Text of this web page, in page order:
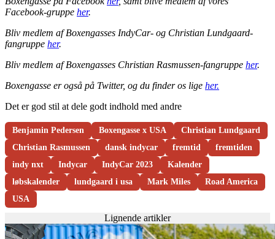
Facebook-gruppe her.
Bliv medlem af Boxengasses IndyCar- og Christian Lundgaard-
fangruppe her.
Bliv medlem af Boxengasses Christian Rasmussen-fangruppe her.
Boxengasse er også på Twitter, og du finder os lige her.
Det er god stil at dele godt indhold med andre
Benjamin Pedersen Boxengasse x USA
Christian Lundgaard
Christian Rasmussen
dansk indycar fremtid
fremtiden
indy nxt
Indycar IndyCar 2023
Kalender
løbskalender
lundgaard i usa Mark Miles
Road America
USA
Lignende artikler